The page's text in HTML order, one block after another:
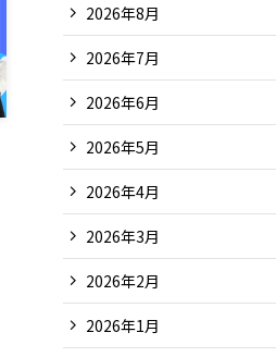
2026年8月
2026年7月
2026年6月
2026年5月
2026年4月
2026年3月
2026年2月
2026年1月